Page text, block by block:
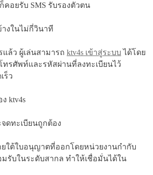
คอยรับ SMS รับรองตัวตน
งในไม่กี่วินาที
ล้ว ผู้เล่นสามารถ ktv4s เข้าสู่ระบบ ได้โดย
ทรศัพท์และรหัสผ่านที่ลงทะเบียนไว้
ร็ว
ktv4s
ดทะเบียนถูกต้อง
ยใต้ใบอนุญาตที่ออกโดยหน่วยงานกำกับ
รับในระดับสากล ทำให้เชื่อมั่นได้ใน